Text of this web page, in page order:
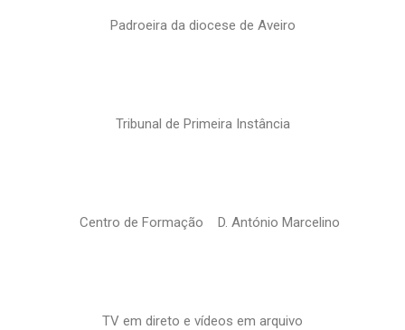
Padroeira da diocese de Aveiro
Tribunal de Primeira Instância
Centro de Formação D. António Marcelino
TV em direto e vídeos em arquivo